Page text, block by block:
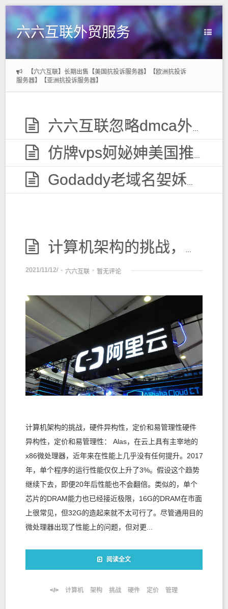
六六互联外贸服务
【六六互联】长期出售【美国抗投诉服务器】【欧洲抗投诉
服务器】【亚洲抗投诉服务器】
六六互联忽略dmca外贸服务器，无视投诉
仿牌vps妸妼妽美国推荐空间主机,防投诉国外欧洲荷兰仿牌服务器外贸抗投诉vps主机空间
Godaddy老域名妿姀姁购买,老域名交易出售,已备案域名,百度权重高pr域名,百度搜狗收录域名
计算机架构的挑战，硬件异构性，定价和易管理性
2021/11/12/ - 六六互联 - 暂无评论
计算机架构的挑战，硬件异构性，定价和易管理性硬件
异构性，定价和易管理性： Alas，在云上具有主宰地的
x86微处理器，近年来在性能上几乎没有任何提升。2017
年，单个程序的运行性能仅仅上升了3%。假设这个趋势
继续下去，即便20年后性能也不会翻倍。类似的，单个
芯片的DRAM能力也已经接近极限，16G的DRAM在市面
上很常见，但32G的造起来就不太可行了。尽管通用目的
微处理器出现了性能上的问题，但对更...
阅读全文
计算机 架构 挑战 硬件 定价 管理